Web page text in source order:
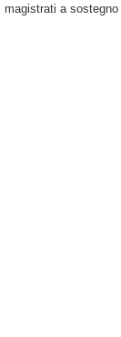
magistrati a